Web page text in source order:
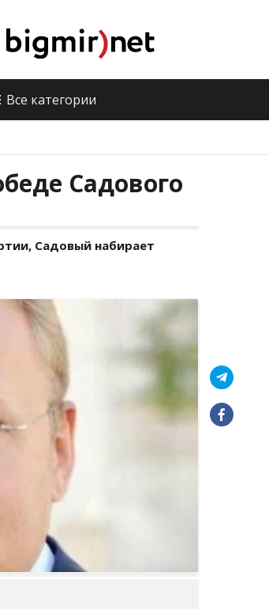
Все категории
Садового
Садовый набирает